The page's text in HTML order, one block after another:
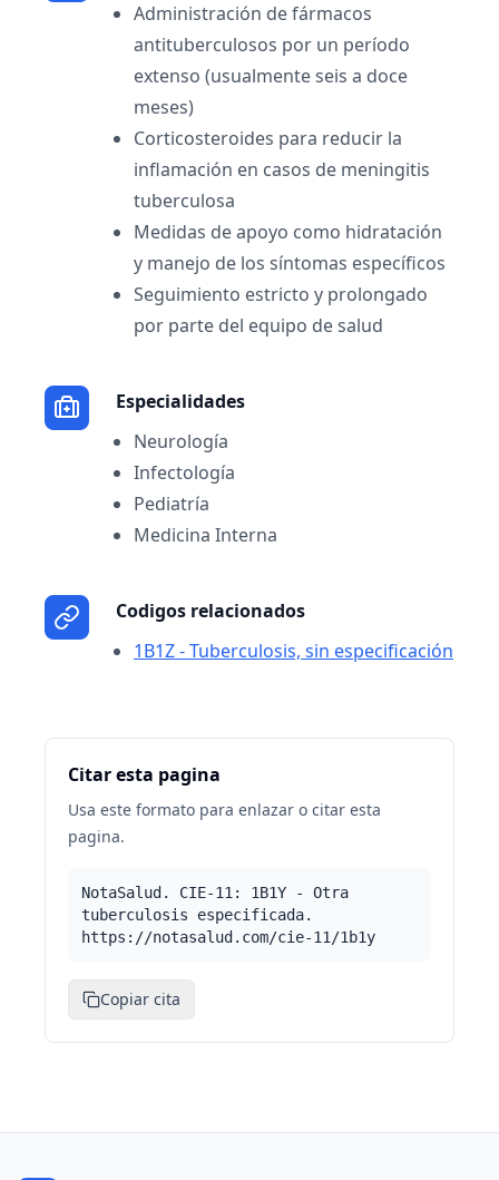
Administración de fármacos
antituberculosos por un período
extenso (usualmente seis a doce
meses)
Corticosteroides para reducir la
inflamación en casos de meningitis
tuberculosa
Medidas de apoyo como hidratación
y manejo de los síntomas específicos
Seguimiento estricto y prolongado
por parte del equipo de salud
Especialidades
Neurología
Infectología
Pediatría
Medicina Interna
Codigos relacionados
1B1Z - Tuberculosis, sin especificación
Citar esta pagina
Usa este formato para enlazar o citar esta
pagina.
NotaSalud. CIE-11: 1B1Y - Otra
tuberculosis especificada.
https://notasalud.com/cie-11/1b1y
Copiar cita